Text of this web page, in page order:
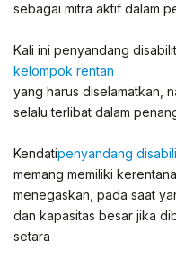
sebagai mitra aktif dalam
Kali ini penyandang
kelompok rentan
yang harus diselamatkan,
selalu terlibat dalam
Kendatipenyandang
memang memiliki
menegaskan, pada saat
dan kapasitas besar jika
setara